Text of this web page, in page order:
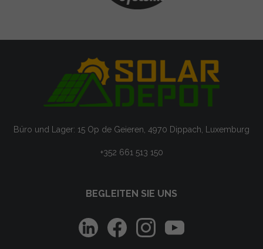
Büro und Lager: 15 Op de Geieren, 4970 Dippach, Luxemburg
+352 661 513 150
BEGLEITEN SIE UNS